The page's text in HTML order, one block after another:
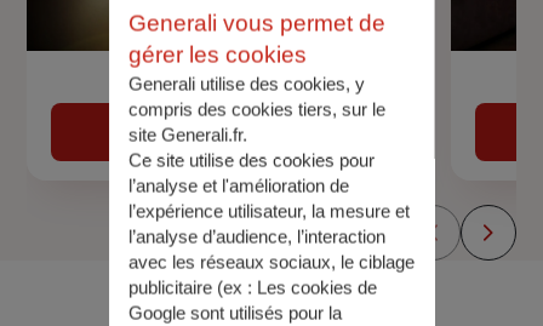
Devis assurance auto
Obtenir une estimation
Generali vous permet de
gérer les cookies
Generali utilise des cookies, y
compris des cookies tiers, sur le
site Generali.fr.
Ce site utilise des cookies pour
l’analyse et l'amélioration de
l’expérience utilisateur, la mesure et
l’analyse d’audience, l’interaction
avec les réseaux sociaux, le ciblage
publicitaire (ex : Les cookies de
Google sont utilisés pour la